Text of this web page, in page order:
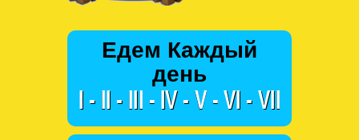
Едем Каждый
день